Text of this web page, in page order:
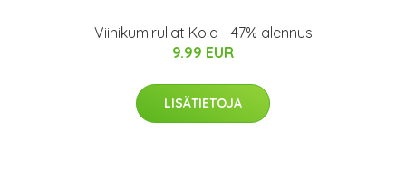
Viinikumirullat Kola - 47% alennus
9.99 EUR
LISÄTIETOJA